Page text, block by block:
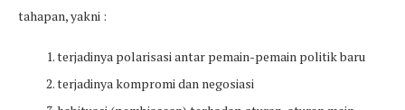
tahapan, yakni :
terjadinya polarisasi antar pemain-pemain politik baru
terjadinya kompromi dan negosiasi